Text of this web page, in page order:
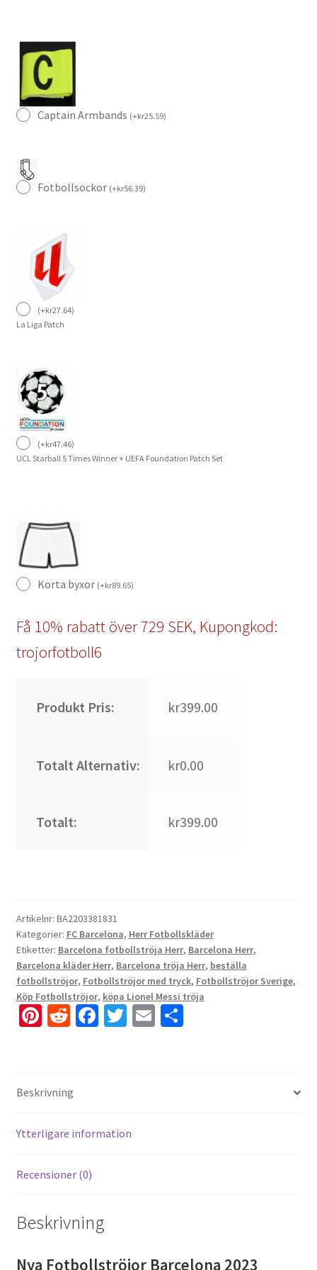
mängd
Captain Armbands (+kr25.59)
Fotbollsockor (+kr56.39)
(+kr27.64)
La Liga Patch
(+kr47.46)
UCL Starball 5 Times Winner + UEFA Foundation Patch Set
Korta byxor (+kr89.65)
Få 10% rabatt över 729 SEK, Kupongkod:
trojorfotboll6
Produkt Pris: kr399.00
Totalt Alternativ: kr0.00
Totalt: kr399.00
Artikelnr: BA2203381831
Kategorier: FC Barcelona, Herr Fotbollskläder
Etiketter: Barcelona fotbollströja Herr, Barcelona Herr,
Barcelona kläder Herr, Barcelona tröja Herr, beställa
fotbollströjor, Fotbollströjor med tryck, Fotbollströjor Sverige,
Köp Fotbollströjor, köpa Lionel Messi tröja
Pi
es
R
di
t
Fa
k
T E D
Beskrivning
Ytterligare information
Recensioner (0)
Beskrivning
Nya Fotbollströjor Barcelona 2023